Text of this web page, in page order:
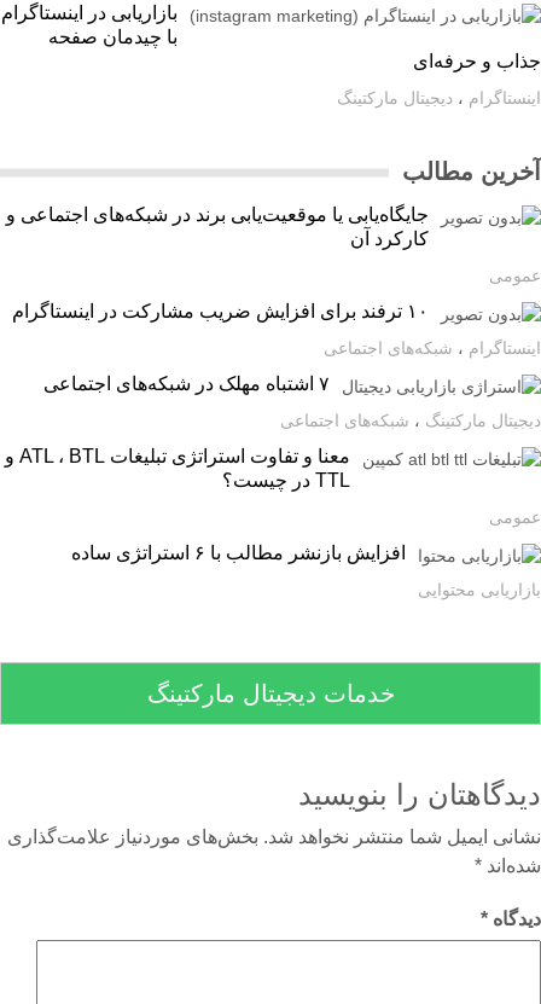
بازاریابی در اینستاگرام
با چیدمان صفحه
و حرفه‌ای
،دیجیتال مارکتینگ
مطالب
جایگاه‌یابی یا موقعیت‌یابی برند در شبکه‌های اجتماعی و
کارکرد آن
۱۰ ترفند برای افزایش ضریب مشارکت در اینستاگرام
،شبکه‌های اجتماعی
مارکتینگ،شبکه‌های اجتماعی
معنا و تفاوت استراتژی تبلیغات ATL ، BTL و
TTL در چیست؟
افزایش بازنشر مطالب با ۶ استراتژی ساده
محتوایی
خدمات دیجیتال مارکتینگ
را بنویسید
ایمیل شما منتشر نخواهد شد. بخش‌های موردنیاز علامت‌گذاری
*
*